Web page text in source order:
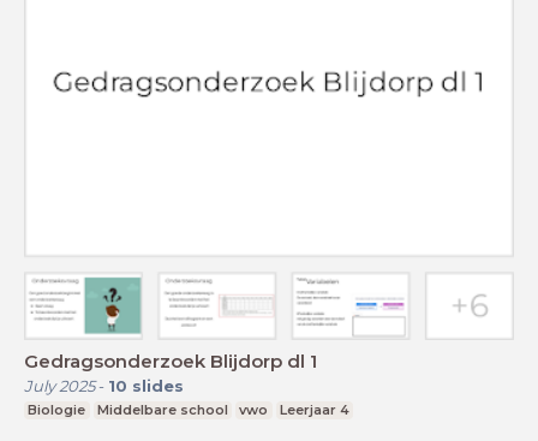
Gedragsonderzoek Blijdorp dl 1
July 2025- 10 slides
Biologie Middelbare school vwo Leerjaar 4